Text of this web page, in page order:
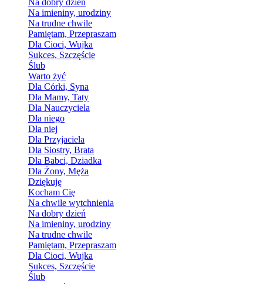
Na dobry dzień
Na imieniny, urodziny
Na trudne chwile
Pamiętam, Przepraszam
Dla Cioci, Wujka
Sukces, Szczęście
Ślub
Warto żyć
Dla Córki, Syna
Dla Mamy, Taty
Dla Nauczyciela
Dla niego
Dla niej
Dla Przyjaciela
Dla Siostry, Brata
Dla Babci, Dziadka
Dla Żony, Męża
Dziękuję
Kocham Cię
Na chwile wytchnienia
Na dobry dzień
Na imieniny, urodziny
Na trudne chwile
Pamiętam, Przepraszam
Dla Cioci, Wujka
Sukces, Szczęście
Ślub